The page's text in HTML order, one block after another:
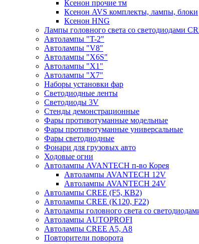
Ксенон прочие тм
Ксенон AVS комплекты, лампы, блоки
Ксенон HNG
Лампы головного света со светодиодами
Автолампы "T-2"
Автолампы "V8"
Автолампы "X6S"
Автолампы "Х1"
Автолампы "Х7"
Наборы установки фар
Светодиодные ленты
Светодиоды 3V
Стенды демонстрационные
Фары противотуманные модельные
Фары противотуманные универсальные
Фары светодиодные
Фонари для грузовых авто
Ходовые огни
Автолампы AVANTECH п-во Корея
Автолампы AVANTECH 12V
Автолампы AVANTECH 24V
Автолампы CREE (F5, КВ2)
Автолампы CREE (K120, F22)
Автолампы головного света со
Автолампы AUTOPROFI
Автолампы CREE A5, A8
Повторители поворота